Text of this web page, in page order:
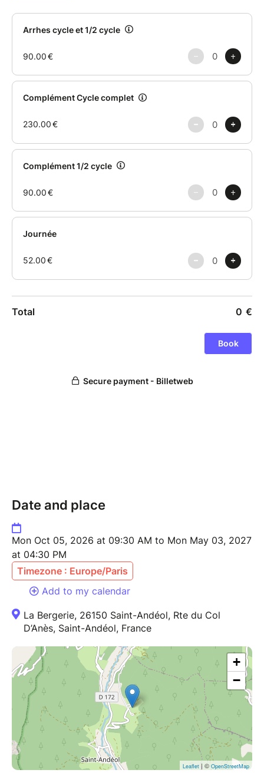
Date and place
Mon Oct 05, 2026 at 09:30 AM to Mon May 03, 2027
at 04:30 PM
Timezone : Europe/Paris
Add to my calendar
La Bergerie, 26150 Saint-Andéol, Rte du Col
D’Anès, Saint-Andéol, France
+
−
Leaflet | © OpenStreetMap